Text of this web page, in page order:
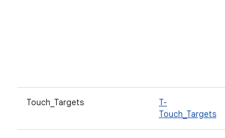
Touch_Targets
T-
Touch_Targets